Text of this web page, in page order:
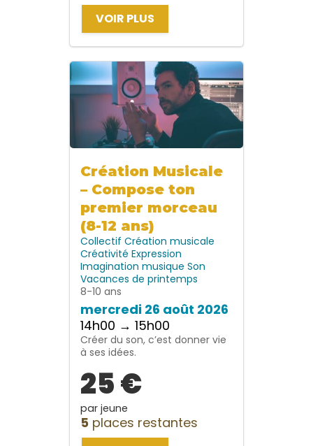
VOIR PLUS
Création Musicale
– Compose ton
premier morceau
(8-12 ans)
Collectif Création musicale
Créativité Expression
Imagination musique Son
Vacances de printemps
8-10 ans
mercredi 26 août 2026
14h00 → 15h00
Créer du son, c’est donner vie
à ses idées.
25 €
par jeune
5 places restantes